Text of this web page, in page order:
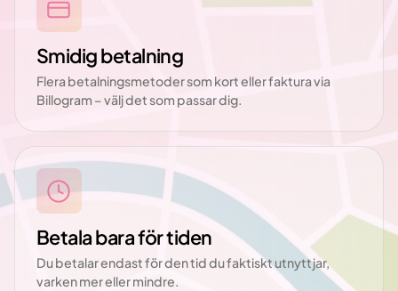
Smidig betalning
Flera betalningsmetoder som kort eller faktura via
Billogram – välj det som passar dig.
Betala bara för tiden
Du betalar endast för den tid du faktiskt utnyttjar,
varken mer eller mindre.